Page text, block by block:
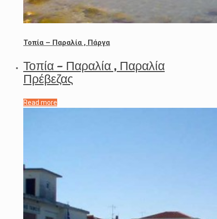
Τοπία – Παραλία , Πάργα
Τοπία – Παραλία , Παραλία
Πρέβεζας
Read more